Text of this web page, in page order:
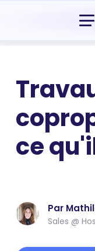
ce
Par
Sales @